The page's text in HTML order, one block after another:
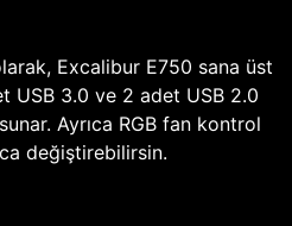
Excalibur E750 sana üst
USB 3.0 ve 2 adet USB 2.0
Ayrıca RGB fan kontrol
değiştirebilirsin.